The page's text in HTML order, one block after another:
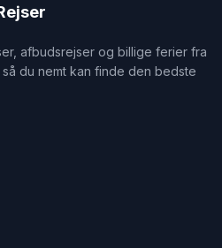
afbudsrejser og billige ferier fra
du nemt kan finde den bedste